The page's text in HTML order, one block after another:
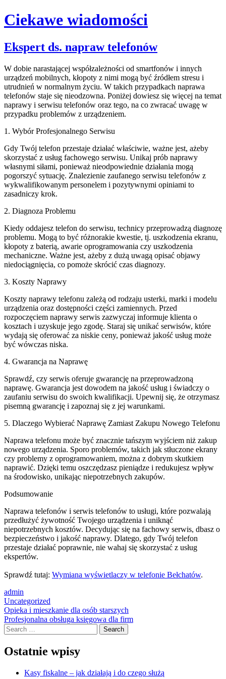
Ciekawe wiadomości
Skip
to
Ekspert ds. napraw telefonów
W dobie narastającej współzależności od smartfonów i innych
urządzeń mobilnych, kłopoty z nimi mogą być źródłem stresu i
utrudnień w normalnym życiu. W takich przypadkach naprawa
telefonów staje się nieodzowna. Poniżej dowiesz się więcej na temat
naprawy i serwisu telefonów oraz tego, na co zwracać uwagę w
przypadku problemów z urządzeniem.
1. Wybór Profesjonalnego Serwisu
Gdy Twój telefon przestaje działać właściwie, ważne jest, ażeby
skorzystać z usług fachowego serwisu. Unikaj prób naprawy
własnymi siłami, ponieważ nieodpowiednie działania mogą
pogorszyć sytuację. Znalezienie zaufanego serwisu telefonów z
wykwalifikowanym personelem i pozytywnymi opiniami to
zasadniczy krok.
2. Diagnoza Problemu
Kiedy oddajesz telefon do serwisu, technicy przeprowadzą diagnozę
problemu. Mogą to być różnorakie kwestie, tj. uszkodzenia ekranu,
kłopoty z baterią, awarie oprogramowania czy uszkodzenia
mechaniczne. Ważne jest, ażeby z dużą uwagą opisać objawy
niedociągnięcia, co pomoże skrócić czas diagnozy.
3. Koszty Naprawy
Koszty naprawy telefonu zależą od rodzaju usterki, marki i modelu
urządzenia oraz dostępności części zamiennych. Przed
rozpoczęciem naprawy serwis zazwyczaj informuje klienta o
kosztach i uzyskuje jego zgodę. Staraj się unikać serwisów, które
wydają się oferować za niskie ceny, ponieważ jakość usług może
być wówczas niska.
4. Gwarancja na Naprawę
Sprawdź, czy serwis oferuje gwarancję na przeprowadzoną
naprawę. Gwarancja jest dowodem na jakość usług i świadczy o
zaufaniu serwisu do swoich kwalifikacji. Upewnij się, że otrzymasz
pisemną gwarancję i zapoznaj się z jej warunkami.
5. Dlaczego Wybierać Naprawę Zamiast Zakupu Nowego Telefonu
Naprawa telefonu może być znacznie tańszym wyjściem niż zakup
nowego urządzenia. Sporo problemów, takich jak stłuczone ekrany
czy problemy z oprogramowaniem, można z dobrym skutkiem
naprawić. Dzięki temu oszczędzasz pieniądze i redukujesz wpływ
na środowisko, unikając niepotrzebnych zakupów.
Podsumowanie
Naprawa telefonów i serwis telefonów to usługi, które pozwalają
przedłużyć żywotność Twojego urządzenia i uniknąć
niepotrzebnych kosztów. Decydując się na fachowy serwis, dbasz o
bezpieczeństwo i jakość naprawy. Dlatego, gdy Twój telefon
przestaje działać poprawnie, nie wahaj się skorzystać z usług
ekspertów.
Sprawdź tutaj: Wymiana wyświetlaczy w telefonie Bełchatów.
admin
Uncategorized
Post
navigation
Opieka i mieszkanie dla osób starszych
Profesjonalna obsługa księgowa dla firm
Search
Ostatnie wpisy
Kasy fiskalne – jak działają i do czego służą